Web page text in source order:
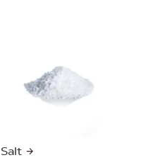
Salt